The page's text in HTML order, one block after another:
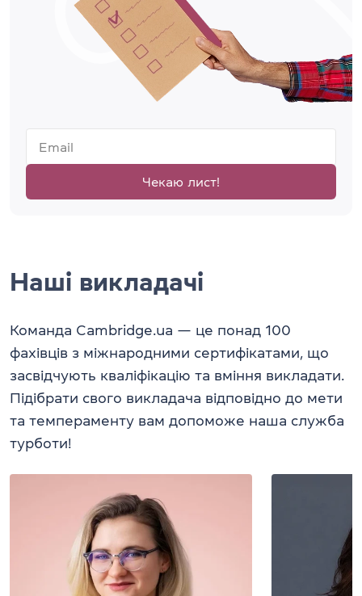
Чекаю лист!
Наші викладачі
Команда Cambridge.ua — це понад 100
фахівців з міжнародними сертифікатами, що
засвідчують кваліфікацію та вміння викладати.
Підібрати свого викладача відповідно до мети
та темпераменту вам допоможе наша служба
турботи!